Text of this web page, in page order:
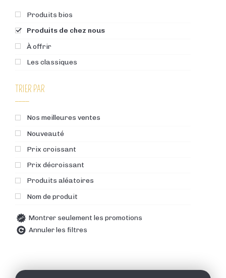
Produits bios
Produits de chez nous
À offrir
Les classiques
TRIER PAR
Nos meilleures ventes
Nouveauté
Prix croissant
Prix décroissant
Produits aléatoires
Nom de produit
Montrer seulement les promotions
Annuler les filtres